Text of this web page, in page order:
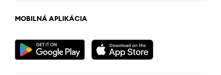
MOBILNÁ APLIKÁCIA